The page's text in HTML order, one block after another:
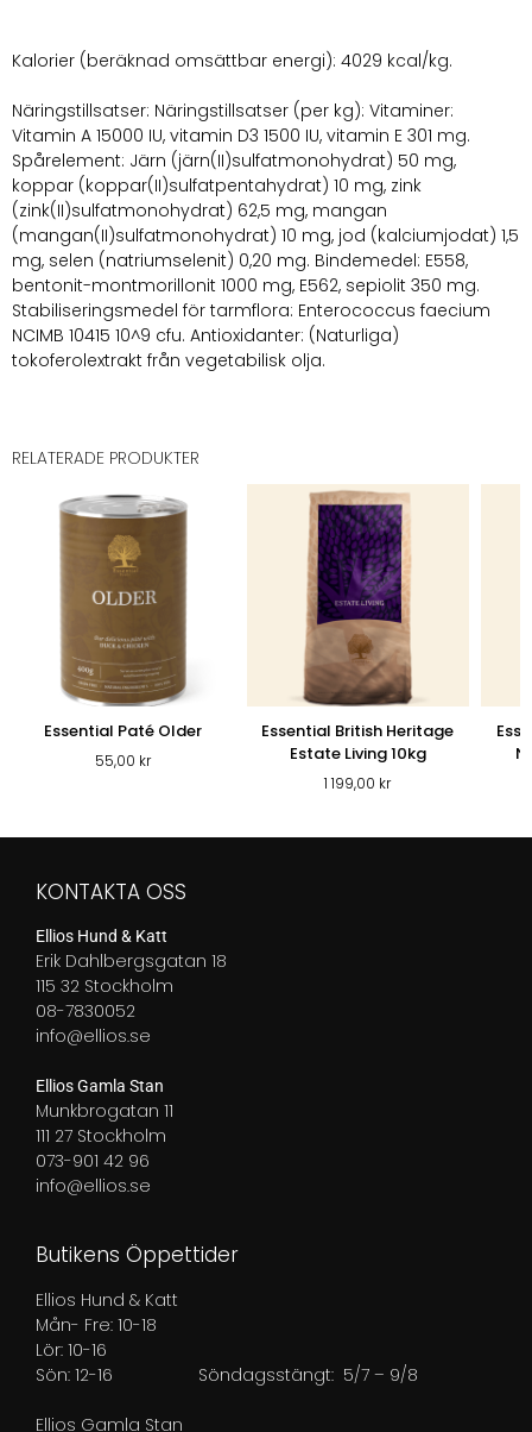
Kalorier (beräknad omsättbar energi): 4029 kcal/kg.
Näringstillsatser: Näringstillsatser (per kg): Vitaminer:
Vitamin A 15000 IU, vitamin D3 1500 IU, vitamin E 301 mg.
Spårelement: Järn (järn(II)sulfatmonohydrat) 50 mg,
koppar (koppar(II)sulfatpentahydrat) 10 mg, zink
(zink(II)sulfatmonohydrat) 62,5 mg, mangan
(mangan(II)sulfatmonohydrat) 10 mg, jod (kalciumjodat) 1,5
mg, selen (natriumselenit) 0,20 mg. Bindemedel: E558,
bentonit-montmorillonit 1000 mg, E562, sepiolit 350 mg.
Stabiliseringsmedel för tarmflora: Enterococcus faecium
NCIMB 10415 10^9 cfu. Antioxidanter: (Naturliga)
tokoferolextrakt från vegetabilisk olja.
RELATERADE PRODUKTER
Essential Paté Older
55,00 kr
Essential British Heritage
Estate Living 10kg
1 199,00 kr
KONTAKTA OSS
Ellios Hund & Katt
Erik Dahlbergsgatan 18
115 32 Stockholm
08-7830052
info@ellios.se
Ellios Gamla Stan
Munkbrogatan 11
111 27 Stockholm
073-901 42 96
info@ellios.se
Butikens Öppettider
Ellios Hund & Katt
Mån- Fre: 10-18
Lör: 10-16
Sön: 12-16 Söndagsstängt: 5/7 – 9/8
Ellios Gamla Stan